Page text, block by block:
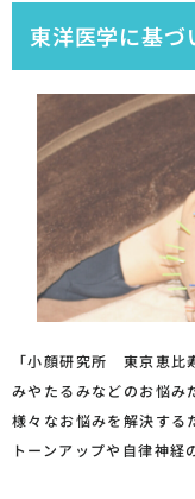
東洋医学に基
「小顔研究所 東京恵比
みやたるみなどのお悩み
様々なお悩みを解決する
トーンアップや自律神経